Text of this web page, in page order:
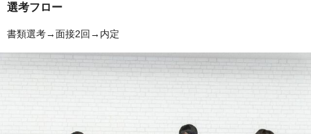
選考フロー
書類選考→面接2回→内定